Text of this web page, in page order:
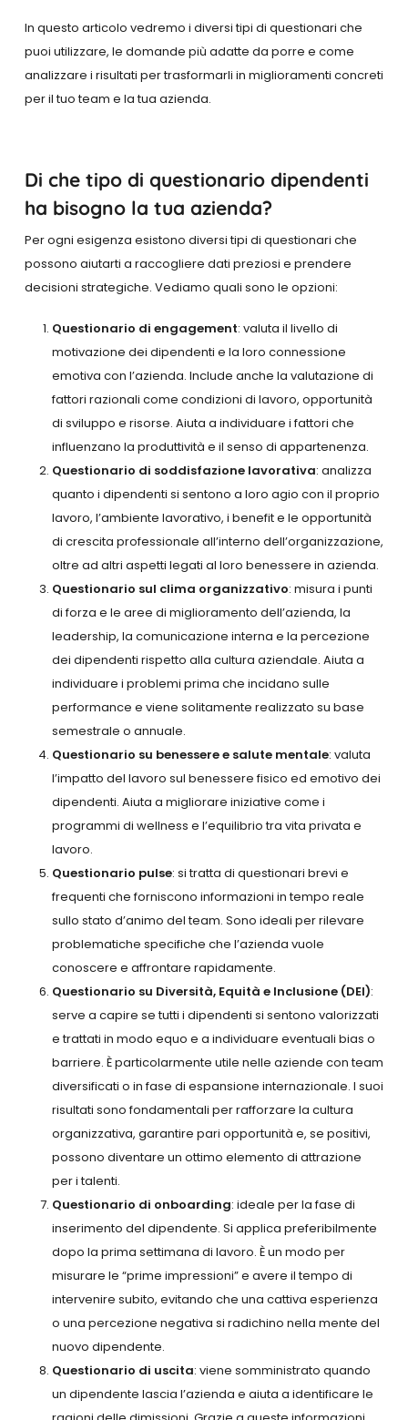
In questo articolo vedremo i diversi tipi di questionari che
puoi utilizzare, le domande più adatte da porre e come
analizzare i risultati per trasformarli in miglioramenti concreti
per il tuo team e la tua azienda.
Di che tipo di questionario dipendenti
ha bisogno la tua azienda?
Per ogni esigenza esistono diversi tipi di questionari che
possono aiutarti a raccogliere dati preziosi e prendere
decisioni strategiche. Vediamo quali sono le opzioni:
Questionario di engagement: valuta il livello di
motivazione dei dipendenti e la loro connessione
emotiva con l’azienda. Include anche la valutazione di
fattori razionali come condizioni di lavoro, opportunità
di sviluppo e risorse. Aiuta a individuare i fattori che
influenzano la produttività e il senso di appartenenza.
Questionario di soddisfazione lavorativa: analizza
quanto i dipendenti si sentono a loro agio con il proprio
lavoro, l’ambiente lavorativo, i benefit e le opportunità
di crescita professionale all’interno dell’organizzazione,
oltre ad altri aspetti legati al loro benessere in azienda.
Questionario sul clima organizzativo: misura i punti
di forza e le aree di miglioramento dell’azienda, la
leadership, la comunicazione interna e la percezione
dei dipendenti rispetto alla cultura aziendale. Aiuta a
individuare i problemi prima che incidano sulle
performance e viene solitamente realizzato su base
semestrale o annuale.
Questionario su benessere e salute mentale: valuta
l’impatto del lavoro sul benessere fisico ed emotivo dei
dipendenti. Aiuta a migliorare iniziative come i
programmi di wellness e l’equilibrio tra vita privata e
lavoro.
Questionario pulse: si tratta di questionari brevi e
frequenti che forniscono informazioni in tempo reale
sullo stato d’animo del team. Sono ideali per rilevare
problematiche specifiche che l’azienda vuole
conoscere e affrontare rapidamente.
Questionario su Diversità, Equità e Inclusione (DEI):
serve a capire se tutti i dipendenti si sentono valorizzati
e trattati in modo equo e a individuare eventuali bias o
barriere. È particolarmente utile nelle aziende con team
diversificati o in fase di espansione internazionale. I suoi
risultati sono fondamentali per rafforzare la cultura
organizzativa, garantire pari opportunità e, se positivi,
possono diventare un ottimo elemento di attrazione
per i talenti.
Questionario di onboarding: ideale per la fase di
inserimento del dipendente. Si applica preferibilmente
dopo la prima settimana di lavoro. È un modo per
misurare le “prime impressioni” e avere il tempo di
intervenire subito, evitando che una cattiva esperienza
o una percezione negativa si radichino nella mente del
nuovo dipendente.
Questionario di uscita: viene somministrato quando
un dipendente lascia l’azienda e aiuta a identificare le